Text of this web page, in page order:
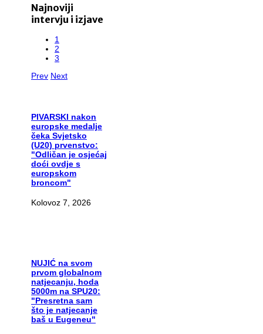
Najnoviji
intervju i izjave
1
2
3
Prev Next
PIVARSKI nakon
europske medalje
čeka Svjetsko
(U20) prvenstvo:
"Odličan je osjećaj
doći ovdje s
europskom
broncom"
Kolovoz 7, 2026
NUJIĆ na svom
prvom globalnom
natjecanju, hoda
5000m na SPU20:
"Presretna sam
što je natjecanje
baš u Eugeneu"